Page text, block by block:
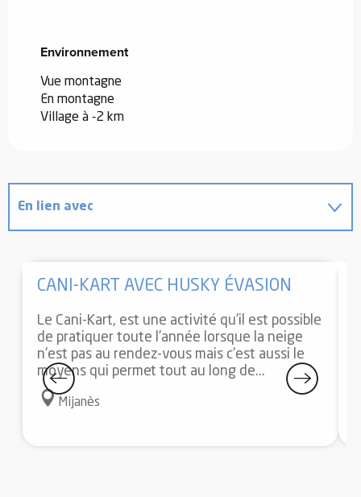
Environnement
Environnement
Vue montagne
En montagne
Village à -2 km
En lien avec
CANI-KART AVEC HUSKY ÉVASION
Le Cani-Kart, est une activité qu'il est possible
de pratiquer toute l'année lorsque la neige
n'est pas au rendez-vous mais c'est aussi le
moyens qui permet tout au long de...
Mijanès